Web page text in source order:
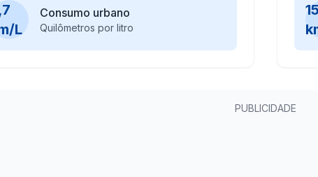
L
Consumo urbano
Quilômetros por litro
PUBLICIDADE